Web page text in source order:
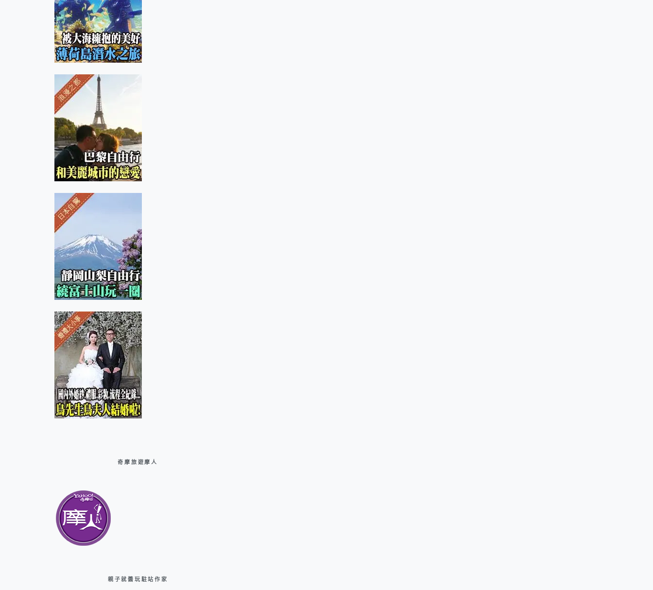
奇摩旅遊摩人
親子就醬玩駐站作家